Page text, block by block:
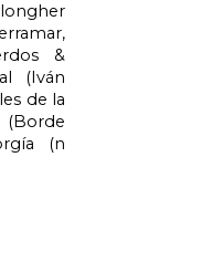
&
(Iván
de la
(Borde
(n